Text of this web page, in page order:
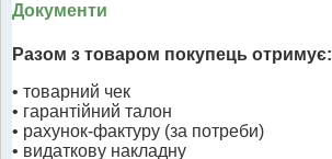
Документи
Разом з товаром покупець отримує:
• товарний чек
• гарантійний талон
• рахунок-фактуру (за потреби)
• видаткову накладну